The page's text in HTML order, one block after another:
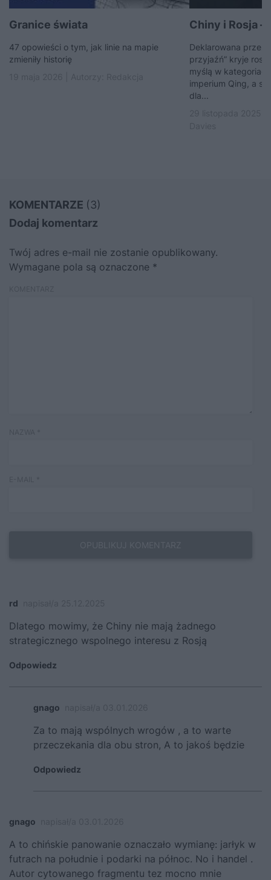
Granice świata
47 opowieści o tym, jak linie na mapie
zmieniły historię
Chiny i Rosja –
Deklarowana przez
przyjaźń” kryje
myślą w
imperium Qing, a
dla...
KOMENTARZE (3)
Dodaj komentarz
Twój adres e-mail nie zostanie opublikowany.
Wymagane pola są oznaczone *
rd
Dlatego mowimy, że Chiny nie mają żadnego
strategicznego wspolnego interesu z Rosją
Odpowiedz
gnago
Za to mają wspólnych wrogów , a to warte
przeczekania dla obu stron, A to jakoś będzie
Odpowiedz
gnago
A to chińskie panowanie oznaczało wymianę: jarłyk w
futrach na południe i podarki na północ. No i handel .
Autor cytowanego fragmentu tez mocno mnie